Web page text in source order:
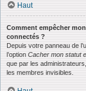
Haut
Comment empêcher
connectés ?
Depuis votre panneau de
l’option Cacher mon statut
que par les
les membres invisibles.